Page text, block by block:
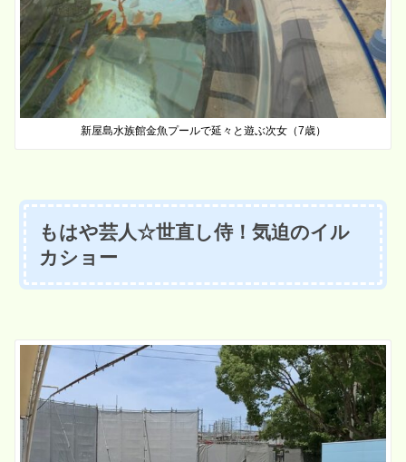
新屋島水族館金魚プールで延々と遊ぶ次女（7歳）
もはや芸人☆世直し侍！気迫のイル
カショー